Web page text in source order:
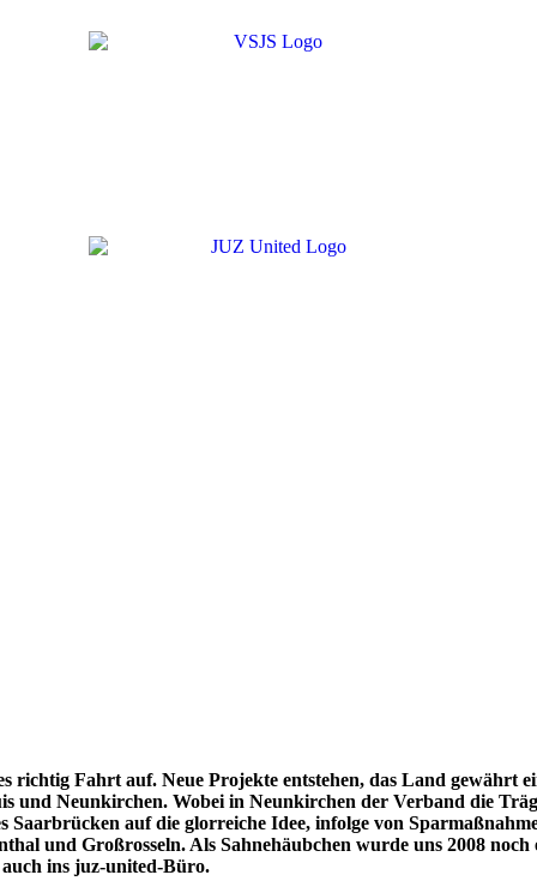
Fahrt auf. Neue Projekte entstehen, das Land gewährt
und Neunkirchen. Wobei in Neunkirchen der Verband die
Saarbrücken auf die glorreiche Idee, infolge von
und Großrosseln. Als Sahnehäubchen wurde uns 2008
ins juz-united-Büro.